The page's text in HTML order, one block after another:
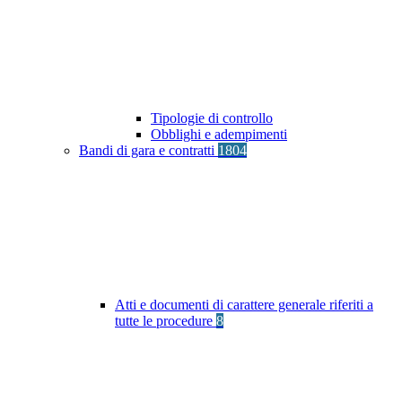
Tipologie di controllo
Obblighi e adempimenti
Bandi di gara e contratti 1804
Atti e documenti di carattere generale riferiti a
tutte le procedure 8